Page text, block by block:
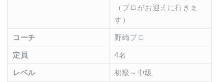
（プロがお迎えに行きま
す）
コーチ 野崎プロ
定員 4名
レベル 初級～中級